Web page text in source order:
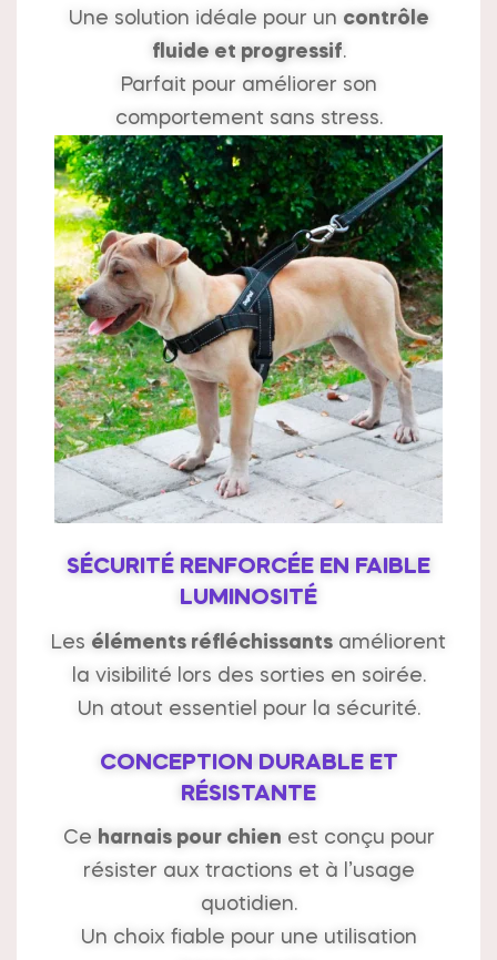
Une solution idéale pour un contrôle
fluide et progressif.
Parfait pour améliorer son
comportement sans stress.
SÉCURITÉ RENFORCÉE EN FAIBLE
LUMINOSITÉ
Les éléments réfléchissants améliorent
la visibilité lors des sorties en soirée.
Un atout essentiel pour la sécurité.
CONCEPTION DURABLE ET
RÉSISTANTE
Ce harnais pour chien est conçu pour
résister aux tractions et à l’usage
quotidien.
Un choix fiable pour une utilisation